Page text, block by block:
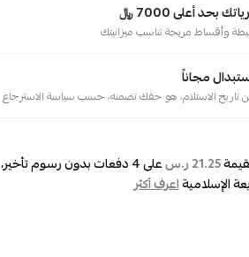
بحد أعلى 7000 ﷼
وأقساط مريحة تناسب ميزانيتك
مجاناً
21.25 ر.س على4دفعات بدون رسوم تأخير،
الإسلاميةاعرف أكثر